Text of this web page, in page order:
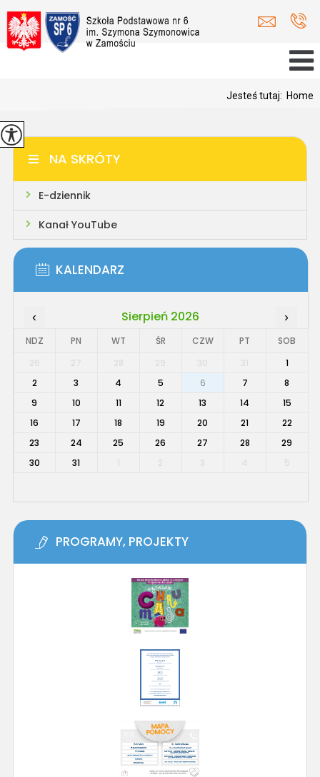
Jesteś tutaj: Home
NA SKRÓTY
E-dziennik
Kanał YouTube
KALENDARZ
‹ Sierpień 2026 ›
NDZ PN WT ŚR CZW PT
SOB
1
2
3 4 5 6 7
8
9
10 11 12 13 14
15
16
17 18 19 20 21
22
23
24 25 26 27 28
29
30
31
PROGRAMY, PROJEKTY